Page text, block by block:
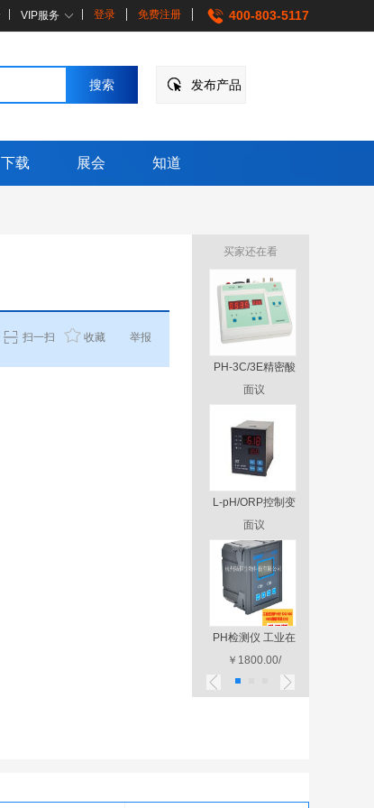
VIP服务 登录 免费注册 400-803-5117
发布产品
下载 展会 知道
扫一扫 收藏 举报
买家还在看
工业pH电极
PH-3C/3E精密酸
度计
面议
L-pH/ORP控制变
送器
面议
PH检测仪 工业在
线pH/
￥1800.00/